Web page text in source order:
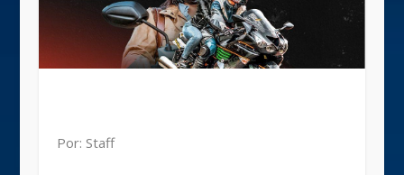
Por: Staff